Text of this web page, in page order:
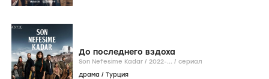
До последнего вздоха
Son Nefesime Kadar / 2022-... / сериал
драма / Турция